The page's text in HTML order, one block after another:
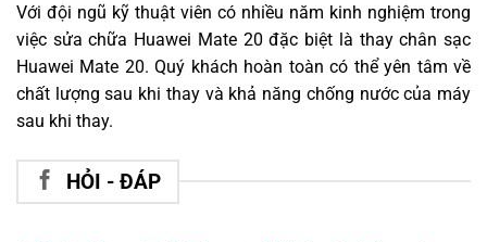
Với đội ngũ kỹ thuật viên có nhiều năm kinh nghiệm trong
việc sửa chữa Huawei Mate 20 đặc biệt là thay chân sạc
Huawei Mate 20. Quý khách hoàn toàn có thể yên tâm về
chất lượng sau khi thay và khả năng chống nước của máy
sau khi thay.
HỎI - ĐÁP